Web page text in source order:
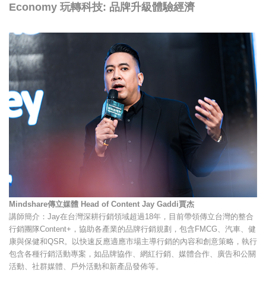
Economy 玩轉科技: 品牌升級體驗經濟
Mindshare傳立媒體 Head of Content Jay Gaddi賈杰
講師簡介：Jay在台灣深耕行銷領域超過18年，目前帶領傳立台灣的整合
行銷團隊Content+，協助各產業的品牌行銷規劃，包含FMCG、汽車、健
康與保健和QSR。以快速反應適應市場主導行銷的內容和創意策略，執行
包含各種行銷活動專案，如品牌協作、網紅行銷、媒體合作、廣告和公關
活動、社群媒體、戶外活動和新產品發佈等。